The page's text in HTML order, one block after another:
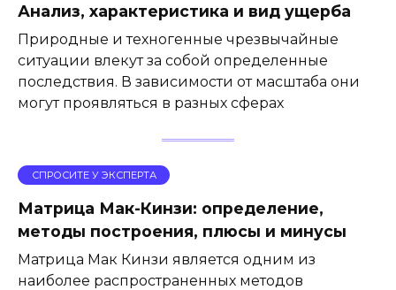
Анализ, характеристика и вид ущерба
Природные и техногенные чрезвычайные
ситуации влекут за собой определенные
последствия. В зависимости от масштаба они
могут проявляться в разных сферах
СПРОСИТЕ У ЭКСПЕРТА
Матрица Мак-Кинзи: определение,
методы построения, плюсы и минусы
Матрица Мак Кинзи является одним из
наиболее распространенных методов